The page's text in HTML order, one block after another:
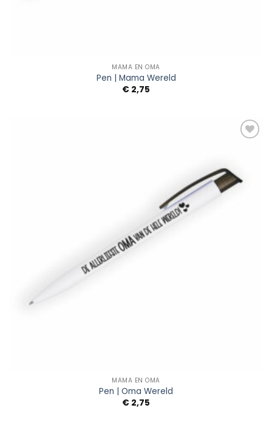
MAMA EN OMA
Pen | Mama Wereld
€ 2,75
MAMA EN OMA
Pen | Oma Wereld
€ 2,75